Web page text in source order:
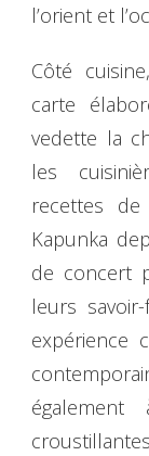
l’orient et
Côté
carte
vedette la
les
recettes
Kapunka
de concert
leurs
expérience